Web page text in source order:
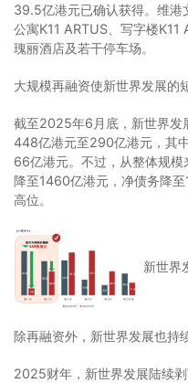
39.5亿港元已确认获得。维港
公寓K11 ARTUS、写字楼K11
瑰丽酒店及若干停车场。
大规模再融资使新世界发展的
截至2025年6月底，新世界发
448亿港元至290亿港元，其
66亿港元。不过，从整体规
降至1460亿港元，净债务降
高位。
新世界
除再融资外，新世界发展也持
2025财年，新世界发展陆续